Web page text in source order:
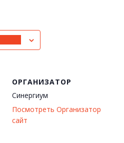
ОРГАНИЗАТОР
Синергиум
Посмотреть Организатор
сайт